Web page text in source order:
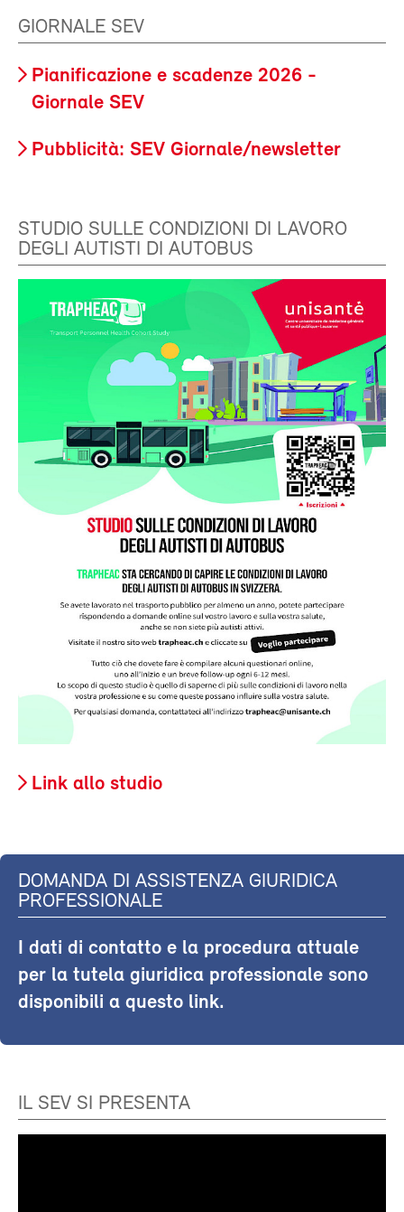
GIORNALE SEV
Pianificazione e scadenze 2026 -
Giornale SEV
Pubblicità: SEV Giornale/newsletter
STUDIO SULLE CONDIZIONI DI LAVORO
DEGLI AUTISTI DI AUTOBUS
Link allo studio
DOMANDA DI ASSISTENZA GIURIDICA
PROFESSIONALE
I dati di contatto e la procedura attuale
per la tutela giuridica professionale sono
disponibili a questo link.
IL SEV SI PRESENTA